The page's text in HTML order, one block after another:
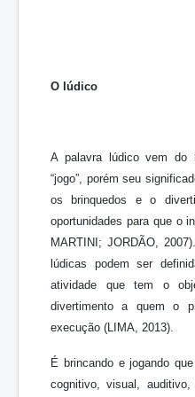
O lúdico
A palavra lúdico vem do
“jogo”, porém seu
os brinquedos e o
oportunidades para que o
MARTINI; JORDÃO,
lúdicas podem ser
atividade que tem o
divertimento a quem o
execução (LIMA, 2013).
É brincando e jogando
cognitivo, visual,